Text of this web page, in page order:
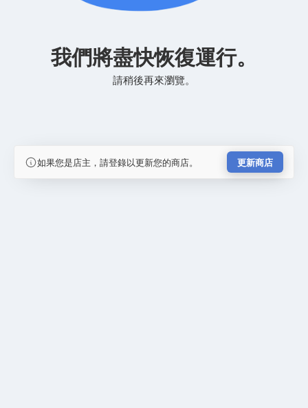
我們將盡快恢復運行。
請稍後再來瀏覽。
如果您是店主，請登錄以更新您的商店。 更新商店